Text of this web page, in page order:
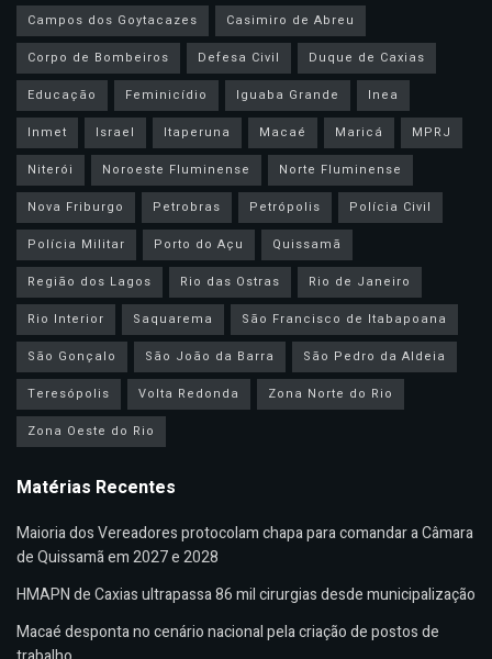
Campos dos Goytacazes
Casimiro de Abreu
Corpo de Bombeiros
Defesa Civil
Duque de Caxias
Educação
Feminicídio Iguaba Grande
Inea
Inmet
Israel Itaperuna Macaé Maricá
MPRJ
Niterói
Noroeste Fluminense
Norte Fluminense
Nova Friburgo
Petrobras Petrópolis
Polícia Civil
Polícia Militar
Porto do Açu
Quissamã
Região dos Lagos
Rio das Ostras
Rio de Janeiro
Rio Interior
Saquarema
São Francisco de Itabapoana
São Gonçalo
São João da Barra
São Pedro da Aldeia
Teresópolis
Volta Redonda
Zona Norte do Rio
Zona Oeste do Rio
Matérias Recentes
Maioria dos Vereadores protocolam chapa para comandar a Câmara
de Quissamã em 2027 e 2028
HMAPN de Caxias ultrapassa 86 mil cirurgias desde municipalização
Macaé desponta no cenário nacional pela criação de postos de